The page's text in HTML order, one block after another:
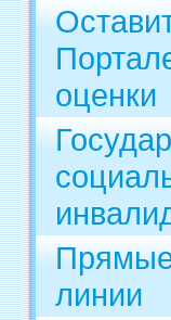
оценки
линии